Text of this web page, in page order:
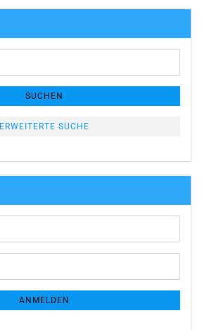
SUCHEN
ERWEITERTE SUCHE
ANMELDEN